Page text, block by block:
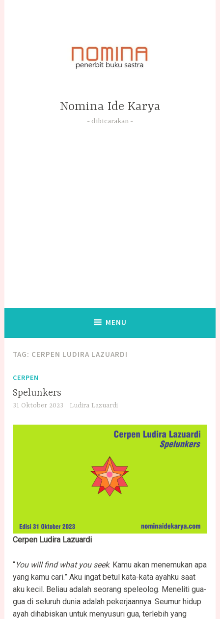
Nomina Ide Karya
dibicarakan
MENU
TAG: CERPEN LUDIRA LAZUARDI
CERPEN
Spelunkers
31 Oktober 2023 Ludira Lazuardi
Cerpen Ludira Lazuardi
“You will find what you seek. Kamu akan menemukan apa
yang kamu cari.” Aku ingat betul kata-kata ayahku saat
aku kecil. Beliau adalah seorang speleolog. Meneliti gua-
gua di seluruh dunia adalah pekerjaannya. Seumur hidup
ayah dihabiskan untuk menyusuri gua, terlebih yang